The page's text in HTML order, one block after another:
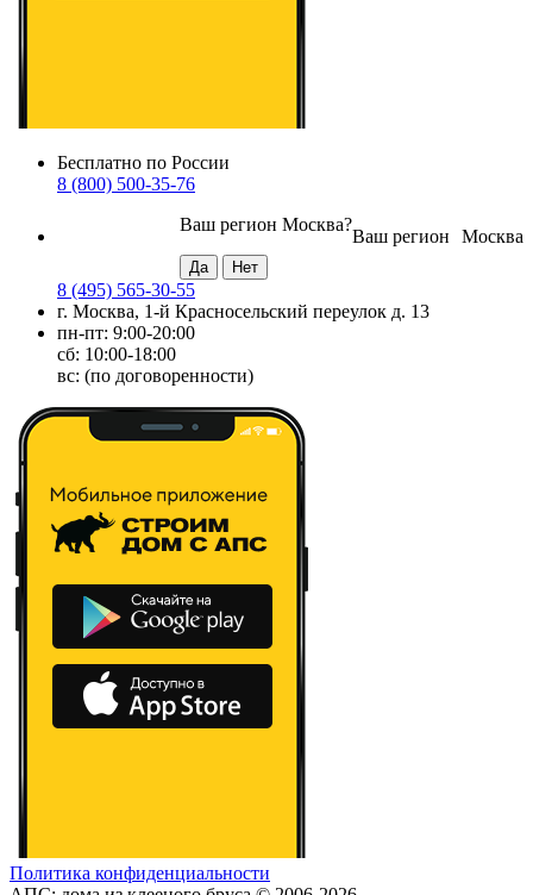
Бесплатно по России
8 (800) 500-35-76
Москва
Ваш регион
Ваш регион Москва?
8 (495) 565-30-55
г. Москва, 1-й Красносельский переулок д. 13
пн-пт: 9:00-20:00
сб: 10:00-18:00
вс: (по договоренности)
Политика конфиденциальности